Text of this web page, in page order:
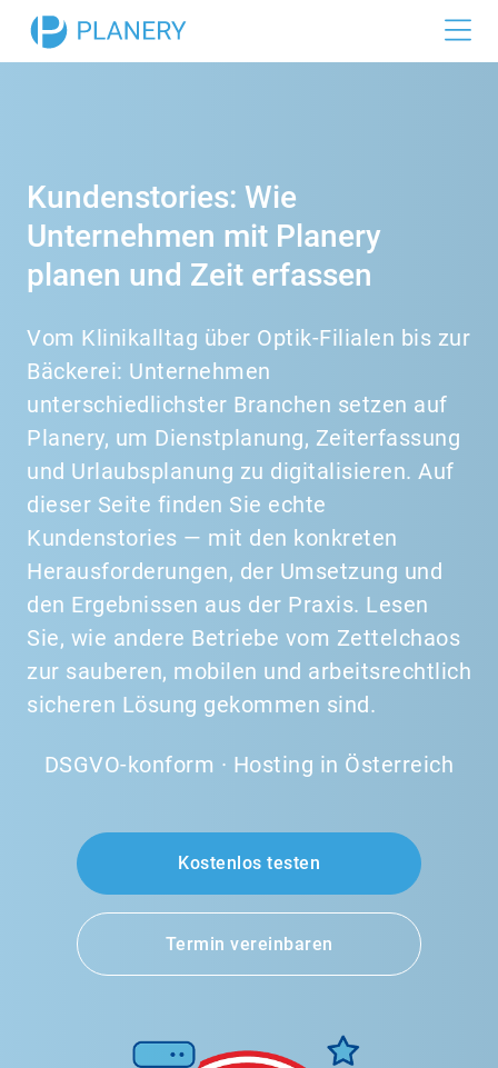
Urlaubsplan
Einzelhandel
Medizin
Industrie
Referenzen
Preise
Kundenstories: Wie
Unternehmen mit Planery
planen und Zeit erfassen
Vom Klinikalltag über Optik-Filialen bis zur
Bäckerei: Unternehmen
unterschiedlichster Branchen setzen auf
Planery, um Dienstplanung, Zeiterfassung
und Urlaubsplanung zu digitalisieren. Auf
dieser Seite finden Sie echte
Kundenstories — mit den konkreten
Herausforderungen, der Umsetzung und
den Ergebnissen aus der Praxis. Lesen
Sie, wie andere Betriebe vom Zettelchaos
zur sauberen, mobilen und arbeitsrechtlich
sicheren Lösung gekommen sind.
DSGVO-konform · Hosting in Österreich
Kostenlos testen
Termin vereinbaren